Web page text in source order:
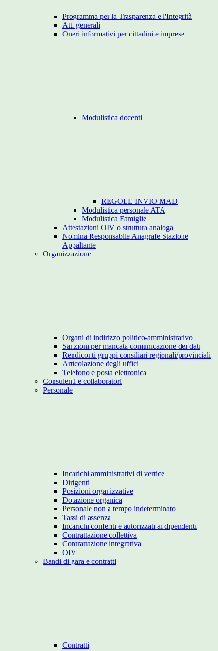
Programma per la Trasparenza e l'Integrità
Atti generali
Oneri informativi per cittadini e imprese
Modulistica docenti
REGOLE INVIO MAD
Modulistica personale ATA
Modulistica Famiglie
Attestazioni OIV o struttura analoga
Nomina Responsabile Anagrafe Stazione
Appaltante
Organizzazione
Organi di indirizzo politico-amministrativo
Sanzioni per mancata comunicazione dei dati
Rendiconti gruppi consiliari regionali/provinciali
Articolazione degli uffici
Telefono e posta elettronica
Consulenti e collaboratori
Personale
Incarichi amministrativi di vertice
Dirigenti
Posizioni organizzative
Dotazione organica
Personale non a tempo indeterminato
Tassi di assenza
Incarichi conferiti e autorizzati ai dipendenti
Contrattazione collettiva
Contrattazione integrativa
OIV
Bandi di gara e contratti
Contratti